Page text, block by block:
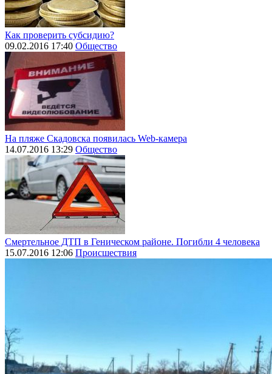
Как проверить субсидию?
09.02.2016 17:40 Общество
На пляже Скадовска появилась Web-камера
14.07.2016 13:29 Общество
Смертельное ДТП в Геническом районе. Погибли 4 человека
15.07.2016 12:06 Происшествия